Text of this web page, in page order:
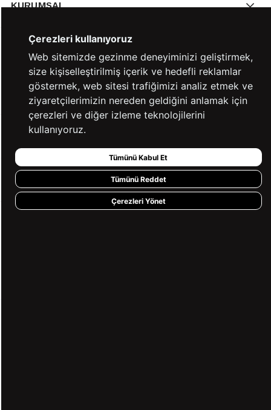
KURUMSAL
YARDIM
BİZE ULAŞIN
Çerezleri kullanıyoruz
Web sitemizde gezinme deneyiminizi geliştirmek,
size kişiselleştirilmiş içerik ve hedefli reklamlar
göstermek, web sitesi trafiğimizi analiz etmek ve
ziyaretçilerimizin nereden geldiğini anlamak için
çerezleri ve diğer izleme teknolojilerini
kullanıyoruz.
Tümünü Kabul Et
Tümünü Reddet
Çerezleri Yönet